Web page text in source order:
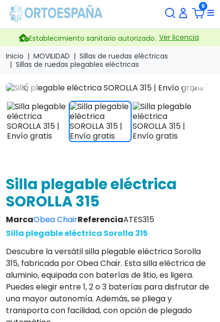
0
Establecimiento sanitario autorizado. Ver licencia
Inicio
MOVILIDAD
Sillas de ruedas eléctricas
Sillas de ruedas plegables eléctricas
Previous Next
Silla plegable eléctrica
SOROLLA 315
MarcaObea ChairReferenciaATES315
Silla plegable eléctrica Sorolla 315
Descubre la versátil silla plegable eléctrica Sorolla
315, fabricada por Obea Chair. Esta silla eléctrica de
aluminio, equipada con baterías de litio, es ligera.
Puedes elegir entre 1, 2 o 3 baterías para disfrutar de
una mayor autonomía. Además, se pliega y
transporta con facilidad, con opción de plegado